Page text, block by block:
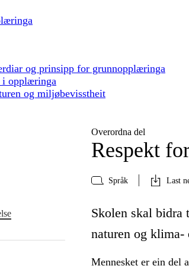
og prinsipp for grunnopplæringa
i opplæringa
og miljøbevisstheit
Overordna del
Respekt
Språk Last
Skolen skal bidra
naturen og
Mennesket er ein del